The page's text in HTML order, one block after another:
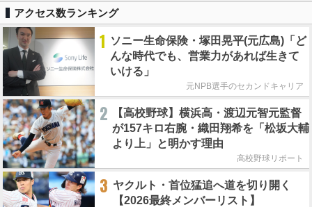
アクセス数ランキング
1 ソニー生命保険・塚田晃平(元広島)「ど
んな時代でも、営業力があれば生きて
いける」
元NPB選手のセカンドキャリア
2
【高校野球】横浜高・渡辺元智元監督
が157キロ右腕・織田翔希を「松坂大輔
より上」と明かす理由
高校野球リポート
3 ヤクルト・首位猛追へ道を切り開く
【2026最終メンバーリスト】